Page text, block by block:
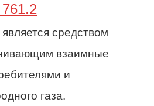
средством
взаимные
и
газа.